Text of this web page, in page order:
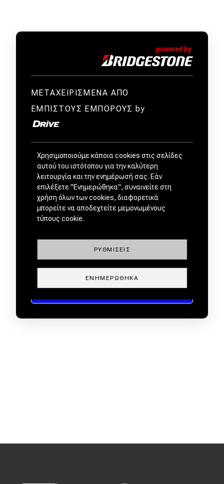
ΜΕΤΑΧΕΙΡΙΣΜΕΝΑ ΑΠΟ
ΕΜΠΙΣΤΟΥΣ ΕΜΠΟΡΟΥΣ by
Χρησιμοποιούμε κάποια cookies στις σελίδες
αυτού του ιστότοπου για την καλύτερη
λειτουργία και την ενημέρωσή σας. Εάν
επιλέξετε "Ενημερώθηκα", συναινείτε στη
χρήση όλων των cookies, διαφορετικά
μπορείτε να αποδεχτείτε μεμονωμένους
τύπους cookie.
ΡΥΘΜΊΣΕΙΣ
ΕΝΗΜΕΡΏΘΗΚΑ